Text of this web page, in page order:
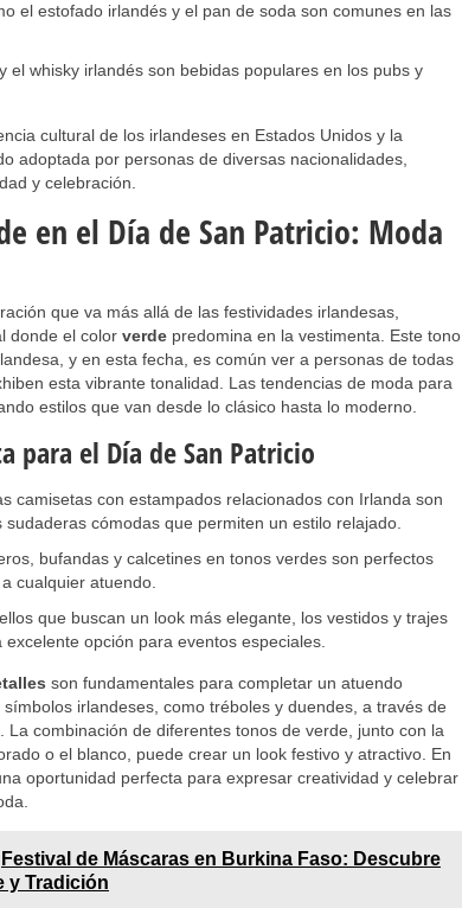
el estofado irlandés y el pan de soda son comunes en las
el whisky irlandés son bebidas populares en los pubs y
cultural de los irlandeses en Estados Unidos y la
adoptada por personas de diversas nacionalidades,
y celebración.
en el Día de San Patricio: Moda
que va más allá de las festividades irlandesas,
donde el color verde predomina en la vestimenta. Este tono
y en esta fecha, es común ver a personas de todas
esta vibrante tonalidad. Las tendencias de moda para
estilos que van desde lo clásico hasta lo moderno.
para el Día de San Patricio
camisetas con estampados relacionados con Irlanda son
cómodas que permiten un estilo relajado.
bufandas y calcetines en tonos verdes son perfectos
cualquier atuendo.
que buscan un look más elegante, los vestidos y trajes
opción para eventos especiales.
son fundamentales para completar un atuendo
irlandeses, como tréboles y duendes, a través de
La combinación de diferentes tonos de verde, junto con la
o el blanco, puede crear un look festivo y atractivo. En
oportunidad perfecta para expresar creatividad y celebrar
Festival de Máscaras en Burkina Faso: Descubre
y Tradición